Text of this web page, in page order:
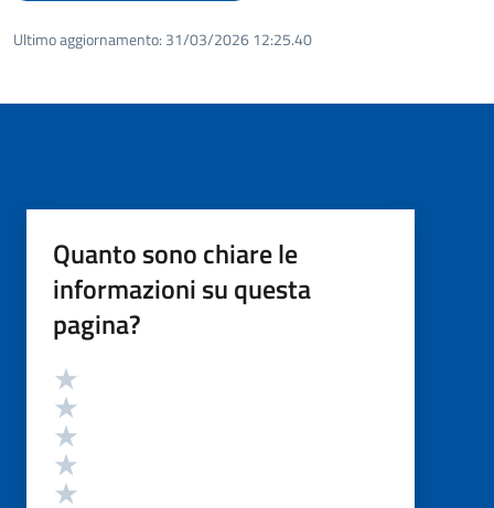
Ultimo aggiornamento: 31/03/2026 12:25.40
Quanto sono chiare le
informazioni su questa
pagina?
Valutazione